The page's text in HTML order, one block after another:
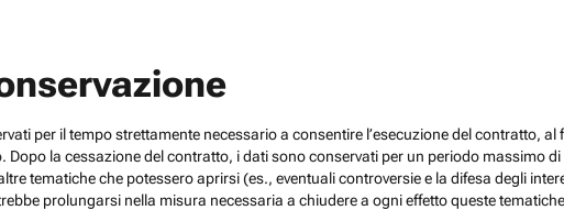
per il tempo strettamente necessario a consentire l’esecuzione del contratto,
Dopo la cessazione del contratto, i dati sono conservati per un periodo massimo
tematiche che potessero aprirsi (es., eventuali controversie e la difesa degli
prolungarsi nella misura necessaria a chiudere a ogni effetto queste